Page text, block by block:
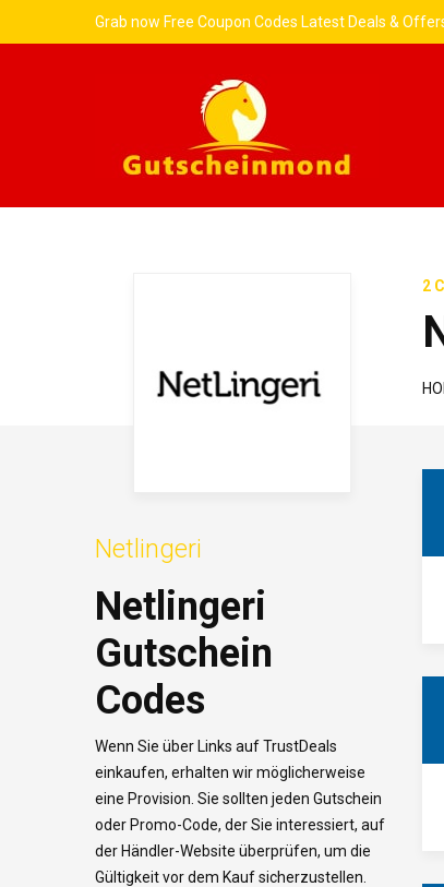
Grab now Free Coupon Codes Latest Deals &
2
Netlingeri
Netlingeri
Gutschein
Codes
Wenn Sie über Links auf TrustDeals
einkaufen, erhalten wir möglicherweise
eine Provision. Sie sollten jeden Gutschein
oder Promo-Code, der Sie interessiert, auf
der Händler-Website überprüfen, um die
Gültigkeit vor dem Kauf sicherzustellen.